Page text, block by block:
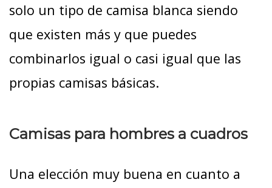
solo un tipo de camisa blanca siendo
que existen más y que puedes
combinarlos igual o casi igual que las
propias camisas básicas.
Camisas para hombres a cuadros
Una elección muy buena en cuanto a